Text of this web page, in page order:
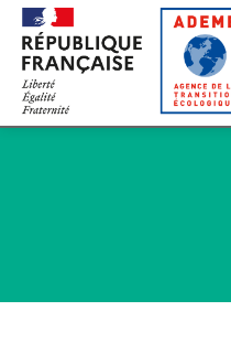
Gestion des cookies